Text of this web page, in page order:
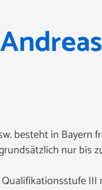
besteht in Bayern
nur bis